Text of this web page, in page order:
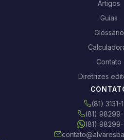
Artigos
Guias
Glossário
Contato
Diretrizes
(81) 3131-
(81)
(81)